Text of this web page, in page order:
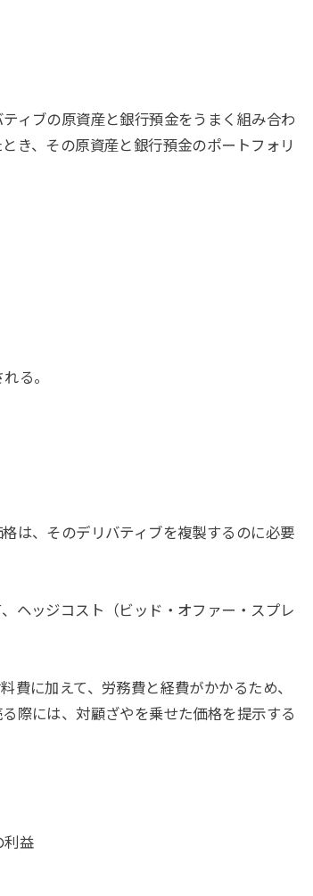
ィブの原資産と銀行預金をうまく組み合わ
き、その原資産と銀行預金のポートフォリ
る。
は、そのデリバティブを複製するのに必要
ヘッジコスト（ビッド・オファー・スプレ
費に加えて、労務費と経費がかかるため、
際には、対顧ざやを乗せた価格を提示する
益